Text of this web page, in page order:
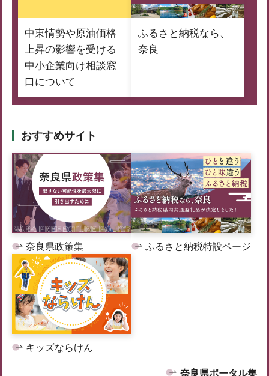
中東情勢や原油価格
上昇の影響を受ける
中小企業向け相談窓
口について
ふるさと納税なら、
奈良
おすすめサイト
奈良県政策集 ふるさと納税特設ページ
キッズならけん
奈良県ポータル集